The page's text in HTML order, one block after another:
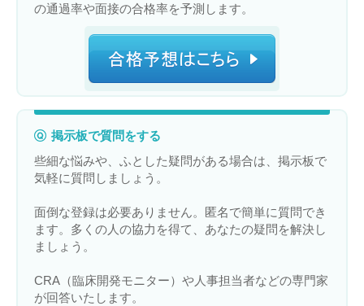
の通過率や面接の合格率を予測します。
掲示板で質問をする
些細な悩みや、ふとした疑問がある場合は、掲示板で
気軽に質問しましょう。
面倒な登録は必要ありません。匿名で簡単に質問でき
ます。多くの人の協力を得て、あなたの疑問を解決し
ましょう。
CRA（臨床開発モニター）や人事担当者などの専門家
が回答いたします。